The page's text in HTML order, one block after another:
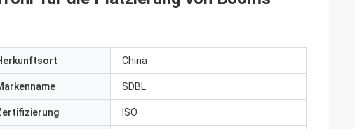
China
SDBL
ISO